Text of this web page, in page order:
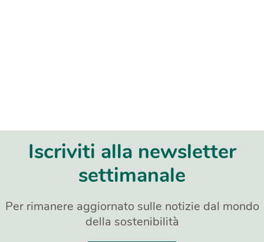
Iscriviti alla newsletter
settimanale
Per rimanere aggiornato sulle notizie dal mondo
della sostenibilità